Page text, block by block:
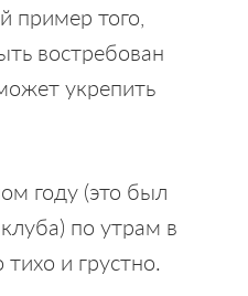
пример того,
востребован
укрепить
году (это был
по утрам в
тихо и грустно.